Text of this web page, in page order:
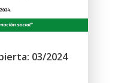
03/2024